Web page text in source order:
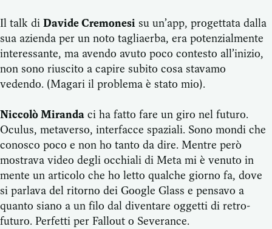
Il talk di Davide Cremonesi su un’app, progettata dalla
sua azienda per un noto tagliaerba, era potenzialmente
interessante, ma avendo avuto poco contesto all’inizio,
non sono riuscito a capire subito cosa stavamo
vedendo. (Magari il problema è stato mio).
Niccolò Miranda ci ha fatto fare un giro nel futuro.
Oculus, metaverso, interfacce spaziali. Sono mondi che
conosco poco e non ho tanto da dire. Mentre però
mostrava video degli occhiali di Meta mi è venuto in
mente un articolo che ho letto qualche giorno fa, dove
si parlava del ritorno dei Google Glass e pensavo a
quanto siano a un filo dal diventare oggetti di retro-
futuro. Perfetti per Fallout o Severance.